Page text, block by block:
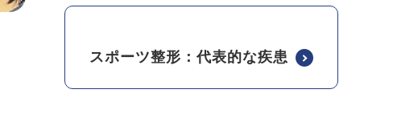
スポーツ整形：代表的な疾患